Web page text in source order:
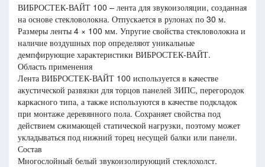
ВИБРОСТЕК-ВАЙТ 100 – лента для звукоизоляции, созданная
на основе стекловолокна. Отпускается в рулонах по 30 м.
Размеры ленты 4 × 100 мм. Упругие свойства стекловолокна и
наличие воздушных пор определяют уникальные
демпфирующие характеристики ВИБРОСТЕК-ВАЙТ.
Область применения
Лента ВИБРОСТЕК-ВАЙТ 100 используется в качестве
акустической развязки для торцов панелей ЗИПС, перегородок
каркасного типа, а также используются в качестве подкладок
при монтаже деревянного пола. Сохраняет свойства под
действием сжимающей статической нагрузки, поэтому может
укладываться под нижний торец несущей балки или панели.
Состав
Многослойный белый звукоизолирующий стеклохолст.